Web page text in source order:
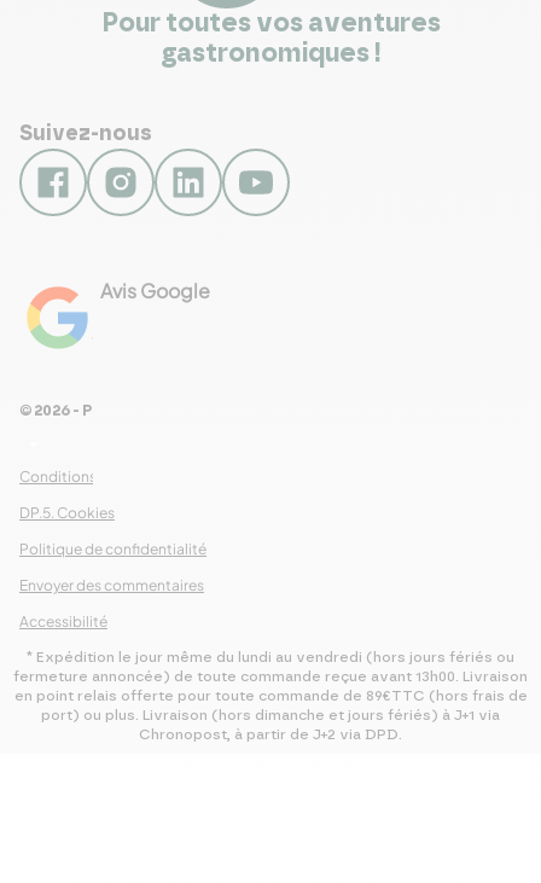
Pour toutes vos aventures
gastronomiques !
Suivez-nous
Avis Google
Conditions Générales de Ventes
DP.5. Cookies
Politique de confidentialité
Envoyer des commentaires
Accessibilité
© 2026 - Pour Les Gourmets
* Expédition le jour même du lundi au vendredi (hors jours fériés ou
fermeture annoncée) de toute commande reçue avant 13h00. Livraison
en point relais offerte pour toute commande de 89€TTC (hors frais de
port) ou plus. Livraison (hors dimanche et jours fériés) à J+1 via
Chronopost, à partir de J+2 via DPD.